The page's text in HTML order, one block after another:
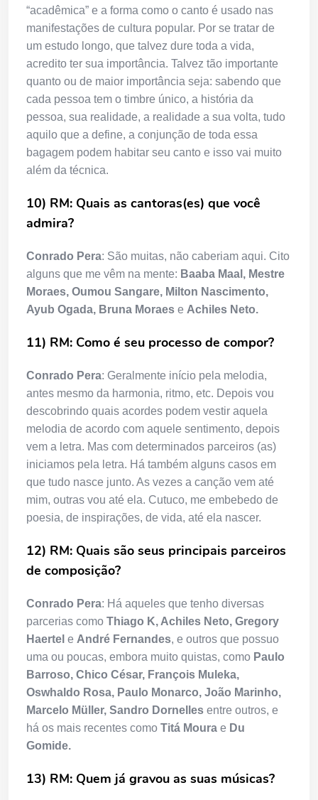
“acadêmica” e a forma como o canto é usado nas
manifestações de cultura popular. Por se tratar de
um estudo longo, que talvez dure toda a vida,
acredito ter sua importância. Talvez tão importante
quanto ou de maior importância seja: sabendo que
cada pessoa tem o timbre único, a história da
pessoa, sua realidade, a realidade a sua volta, tudo
aquilo que a define, a conjunção de toda essa
bagagem podem habitar seu canto e isso vai muito
além da técnica.
10) RM: Quais as cantoras(es) que você
admira?
Conrado Pera: São muitas, não caberiam aqui. Cito
alguns que me vêm na mente: Baaba Maal, Mestre
Moraes, Oumou Sangare, Milton Nascimento,
Ayub Ogada, Bruna Moraes e Achiles Neto.
11) RM: Como é seu processo de compor?
Conrado Pera: Geralmente início pela melodia,
antes mesmo da harmonia, ritmo, etc. Depois vou
descobrindo quais acordes podem vestir aquela
melodia de acordo com aquele sentimento, depois
vem a letra. Mas com determinados parceiros (as)
iniciamos pela letra. Há também alguns casos em
que tudo nasce junto. As vezes a canção vem até
mim, outras vou até ela. Cutuco, me embebedo de
poesia, de inspirações, de vida, até ela nascer.
12) RM: Quais são seus principais parceiros
de composição?
Conrado Pera: Há aqueles que tenho diversas
parcerias como Thiago K, Achiles Neto, Gregory
Haertel e André Fernandes, e outros que possuo
uma ou poucas, embora muito quistas, como Paulo
Barroso, Chico César, François Muleka,
Oswhaldo Rosa, Paulo Monarco, João Marinho,
Marcelo Müller, Sandro Dornelles entre outros, e
há os mais recentes como Titá Moura e Du
Gomide.
13) RM: Quem já gravou as suas músicas?